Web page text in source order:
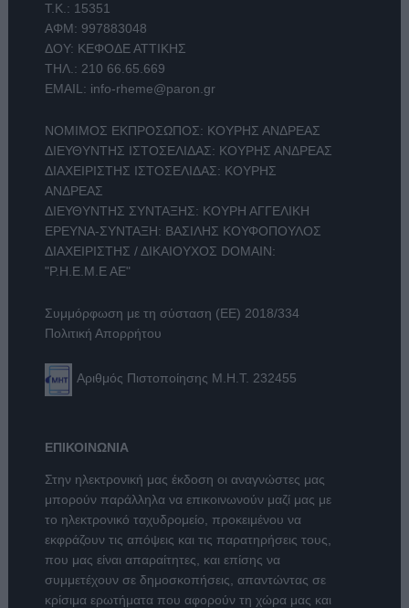
Τ.Κ.: 15351
ΑΦΜ: 997883048
ΔΟΥ: ΚΕΦΟΔΕ ΑΤΤΙΚΗΣ
ΤΗΛ.: 210 66.65.669
EMAIL: info-rheme@paron.gr
ΝΟΜΙΜΟΣ ΕΚΠΡΟΣΩΠΟΣ: ΚΟΥΡΗΣ ΑΝΔΡΕΑΣ
ΔΙΕΥΘΥΝΤΗΣ ΙΣΤΟΣΕΛΙΔΑΣ: ΚΟΥΡΗΣ ΑΝΔΡΕΑΣ
ΔΙΑΧΕΙΡΙΣΤΗΣ ΙΣΤΟΣΕΛΙΔΑΣ: ΚΟΥΡΗΣ
ΑΝΔΡΕΑΣ
ΔΙΕΥΘΥΝΤΗΣ ΣΥΝΤΑΞΗΣ: ΚΟΥΡΗ ΑΓΓΕΛΙΚΗ
ΕΡΕΥΝΑ-ΣΥΝΤΑΞΗ: ΒΑΣΙΛΗΣ ΚΟΥΦΟΠΟΥΛΟΣ
ΔΙΑΧΕΙΡΙΣΤΗΣ / ΔΙΚΑΙΟΥΧΟΣ DOMAIN:
"Ρ.Η.Ε.Μ.Ε ΑΕ"
Συμμόρφωση με τη σύσταση (ΕΕ) 2018/334
Πολιτική Απορρήτου
Αριθμός Πιστοποίησης Μ.Η.Τ. 232455
ΕΠΙΚΟΙΝΩΝΙΑ
Στην ηλεκτρονική μας έκδοση οι αναγνώστες μας
μπορούν παράλληλα να επικοινωνούν μαζί μας με
το ηλεκτρονικό ταχυδρομείο, προκειμένου να
εκφράζουν τις απόψεις και τις παρατηρήσεις τους,
που μας είναι απαραίτητες, και επίσης να
συμμετέχουν σε δημοσκοπήσεις, απαντώντας σε
κρίσιμα ερωτήματα που αφορούν τη χώρα μας και